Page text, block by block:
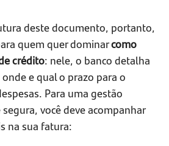
deste documento, portanto,
quem quer dominarcomo
crédito: nele, o banco detalha
e qual o prazo para o
Para uma gestão
você deve acompanhar
na sua fatura: